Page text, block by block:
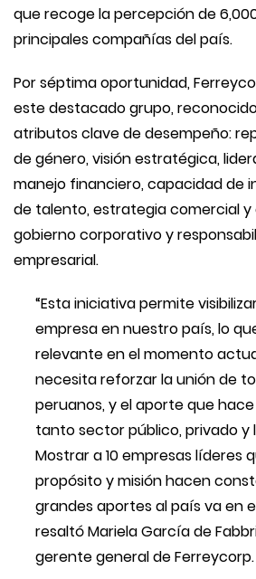
que recoge la percepción de
principales compañías del país.
Por séptima oportunidad,
este destacado grupo,
atributos clave de desempeño:
de género, visión estratégica,
manejo financiero, capacidad de
de talento, estrategia comercial y
gobierno corporativo y
empresarial.
“Esta iniciativa permite
empresa en nuestro país, lo
relevante en el momento
necesita reforzar la unión de
peruanos, y el aporte que
tanto sector público, privado y
Mostrar a 10 empresas líderes
propósito y misión hacen
grandes aportes al país va en
resaltó Mariela García de
gerente general de Ferreycorp.